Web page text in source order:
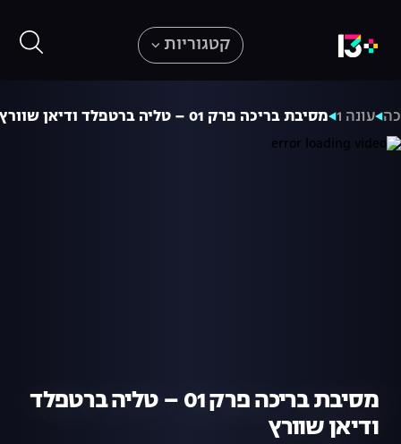
קטגוריות
עונה 1 מסיבת בריכה פרק 01 – טליה ברטפלד ודיאן שוורץ
מסיבת בריכה פרק 01 – טליה ברטפלד
ודיאן שוורץ